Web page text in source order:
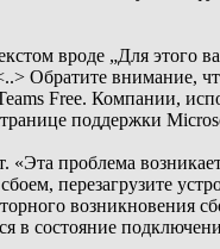
вроде „Для этого
Обратите внимание,
Free. Компании,
поддержки
проблема
перезагрузите
возникновения
в состояние